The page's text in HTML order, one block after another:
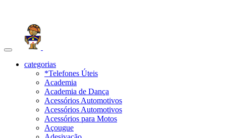
Toggle
navigationcategorias
*Telefones Úteis
Academia
Academia de Dança
Acessórios Automotivos
Acessórios Automotivos
Acessórios para Motos
Açougue